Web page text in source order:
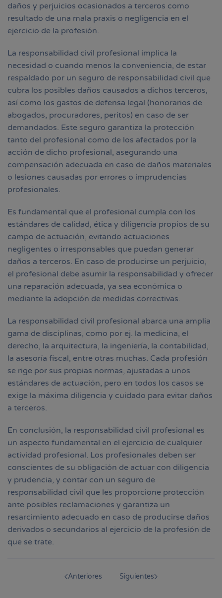
daños y perjuicios ocasionados a terceros como
resultado de una mala praxis o negligencia en el
ejercicio de la profesión.
La responsabilidad civil profesional implica la
necesidad o cuando menos la conveniencia, de estar
respaldado por un seguro de responsabilidad civil que
cubra los posibles daños causados a dichos terceros,
así como los gastos de defensa legal (honorarios de
abogados, procuradores, peritos) en caso de ser
demandados. Este seguro garantiza la protección
tanto del profesional como de los afectados por la
acción de dicho profesional, asegurando una
compensación adecuada en caso de daños materiales
o lesiones causadas por errores o imprudencias
profesionales.
Es fundamental que el profesional cumpla con los
estándares de calidad, ética y diligencia propios de su
campo de actuación, evitando actuaciones
negligentes o irresponsables que puedan generar
daños a terceros. En caso de producirse un perjuicio,
el profesional debe asumir la responsabilidad y ofrecer
una reparación adecuada, ya sea económica o
mediante la adopción de medidas correctivas.
La responsabilidad civil profesional abarca una amplia
gama de disciplinas, como por ej. la medicina, el
derecho, la arquitectura, la ingeniería, la contabilidad,
la asesoría fiscal, entre otras muchas. Cada profesión
se rige por sus propias normas, ajustadas a unos
estándares de actuación, pero en todos los casos se
exige la máxima diligencia y cuidado para evitar daños
a terceros.
En conclusión, la responsabilidad civil profesional es
un aspecto fundamental en el ejercicio de cualquier
actividad profesional. Los profesionales deben ser
conscientes de su obligación de actuar con diligencia
y prudencia, y contar con un seguro de
responsabilidad civil que les proporcione protección
ante posibles reclamaciones y garantiza un
resarcimiento adecuado en caso de producirse daños
derivados o secundarios al ejercicio de la profesión de
que se trate.
Anteriores Siguientes